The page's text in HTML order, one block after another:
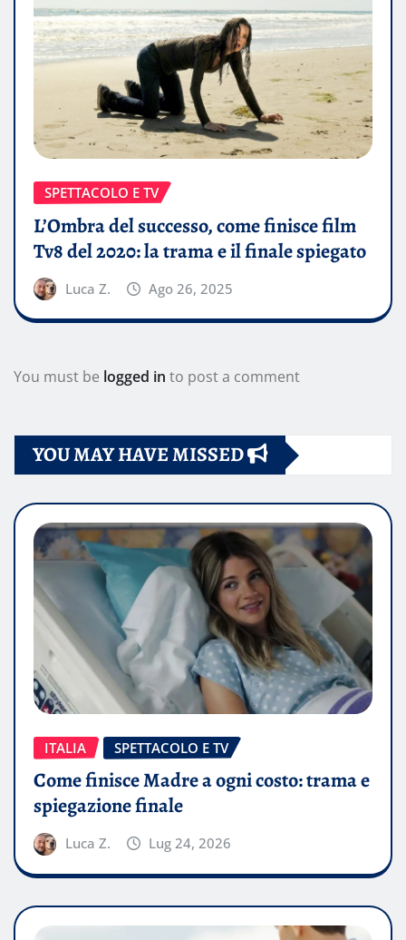
SPETTACOLO E TV
L’Ombra del successo, come finisce film
Tv8 del 2020: la trama e il finale spiegato
Luca Z. Ago 26, 2025
You must be logged in to post a comment
YOU MAY HAVE MISSED
ITALIA SPETTACOLO E TV
Come finisce Madre a ogni costo: trama e
spiegazione finale
Luca Z. Lug 24, 2026